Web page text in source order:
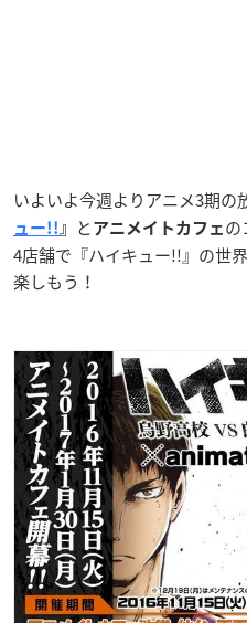
いよいよ今週よりアニメ3期の
ュー!! 』 と アニメイトカフェ の
4店舗で『ハイキュー!!』の世
楽しもう！